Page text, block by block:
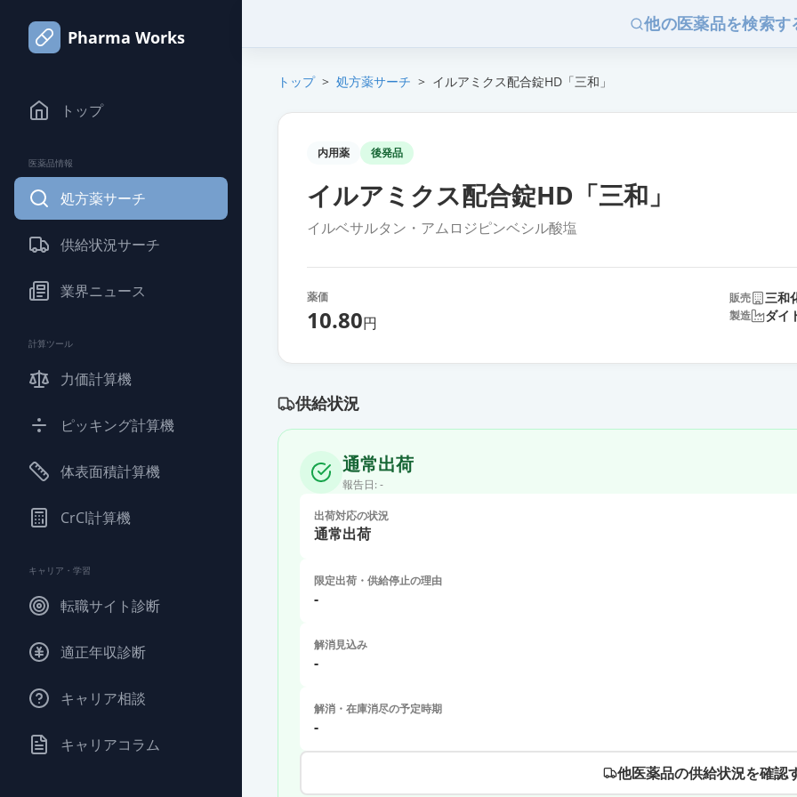
Pharma Works
トップ
医薬品情報
処方薬サーチ
供給状況サーチ
業界ニュース
計算ツール
力価計算機
ピッキング計算機
体表面積計算機
CrCl計算機
キャリア・学習
転職サイト診断
適正年収診断
キャリア相談
キャリアコラム
他の医薬品を検索す
トップ > 処方薬サーチ > イルアミクス配合錠HD「三和」
内用薬 後発品
イルアミクス配合錠HD「三和」
イルベサルタン・アムロジピンベシル酸塩
薬価
10.80円
販売 三和
製造 ダイ
供給状況
通常出荷
報告日: -
出荷対応の状況
通常出荷
限定出荷・供給停止の理由
-
解消見込み
-
解消・在庫消尽の予定時期
-
他医薬品の供給状況を確認